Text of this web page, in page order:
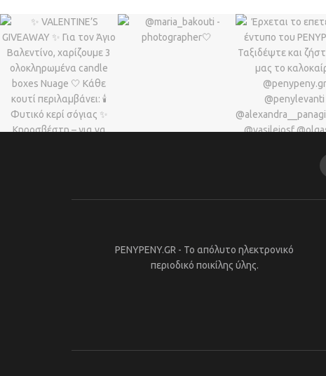
PENYPENY.GR - Το απόλυτο ηλεκτρονικό
περιοδικό ποικίλης ύλης.